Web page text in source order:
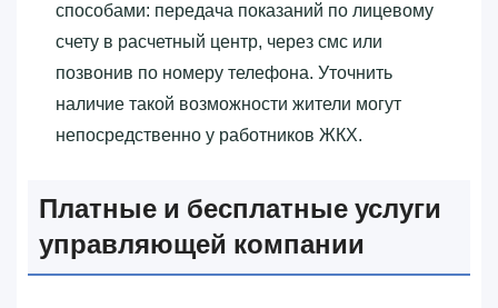
способами: передача показаний по лицевому
счету в расчетный центр, через смс или
позвонив по номеру телефона. Уточнить
наличие такой возможности жители могут
непосредственно у работников ЖКХ.
Платные и бесплатные услуги
управляющей компании